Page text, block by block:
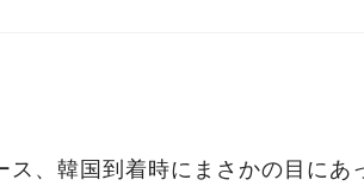
、韓国到着時にまさかの目にあ